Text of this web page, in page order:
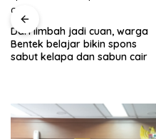
Dari limbah jadi cuan, warga
Bentek belajar bikin spons
sabut kelapa dan sabun cair